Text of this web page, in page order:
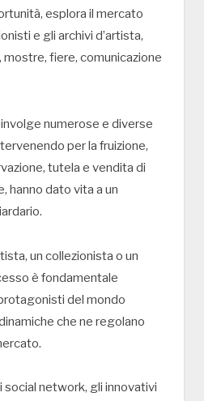
esplora il mercato
e gli archivi d’artista,
mostre, fiere, comunicazione
numerose e diverse
per la fruizione,
tutela e vendita di
hanno dato vita a un
un collezionista o un
è fondamentale
del mondo
che ne regolano
social network, gli innovativi